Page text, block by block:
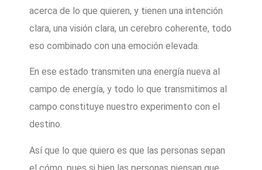
acerca de lo que quieren, y tienen una intención
clara, una visión clara, un cerebro coherente, todo
eso combinado con una emoción elevada.
En ese estado transmiten una energía nueva al
campo de energía, y todo lo que transmitimos al
campo constituye nuestro experimento con el
destino.
Así que lo que quiero es que las personas sepan